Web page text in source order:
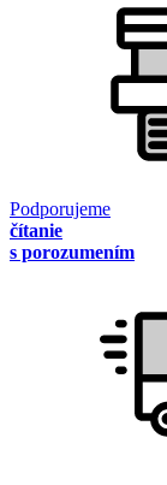
Podporujeme
čítanie
s porozumením